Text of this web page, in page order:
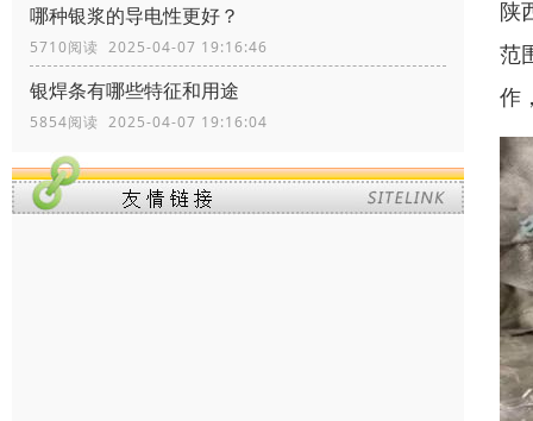
哪种银浆的导电性更好？
5710阅读 2025-04-07 19:16:46
银焊条有哪些特征和用途
5854阅读 2025-04-07 19:16:04
陕
范
作